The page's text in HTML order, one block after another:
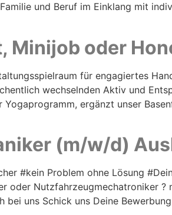
und Beruf im Einklang mit
Minijob oder
für engagiertes
wechselnden Aktiv und
ergänzt unser
(m/w/d)
#kein Problem ohne Lösung
oder Nutzfahrzeugmechatroniker
bei uns Schick uns Deine